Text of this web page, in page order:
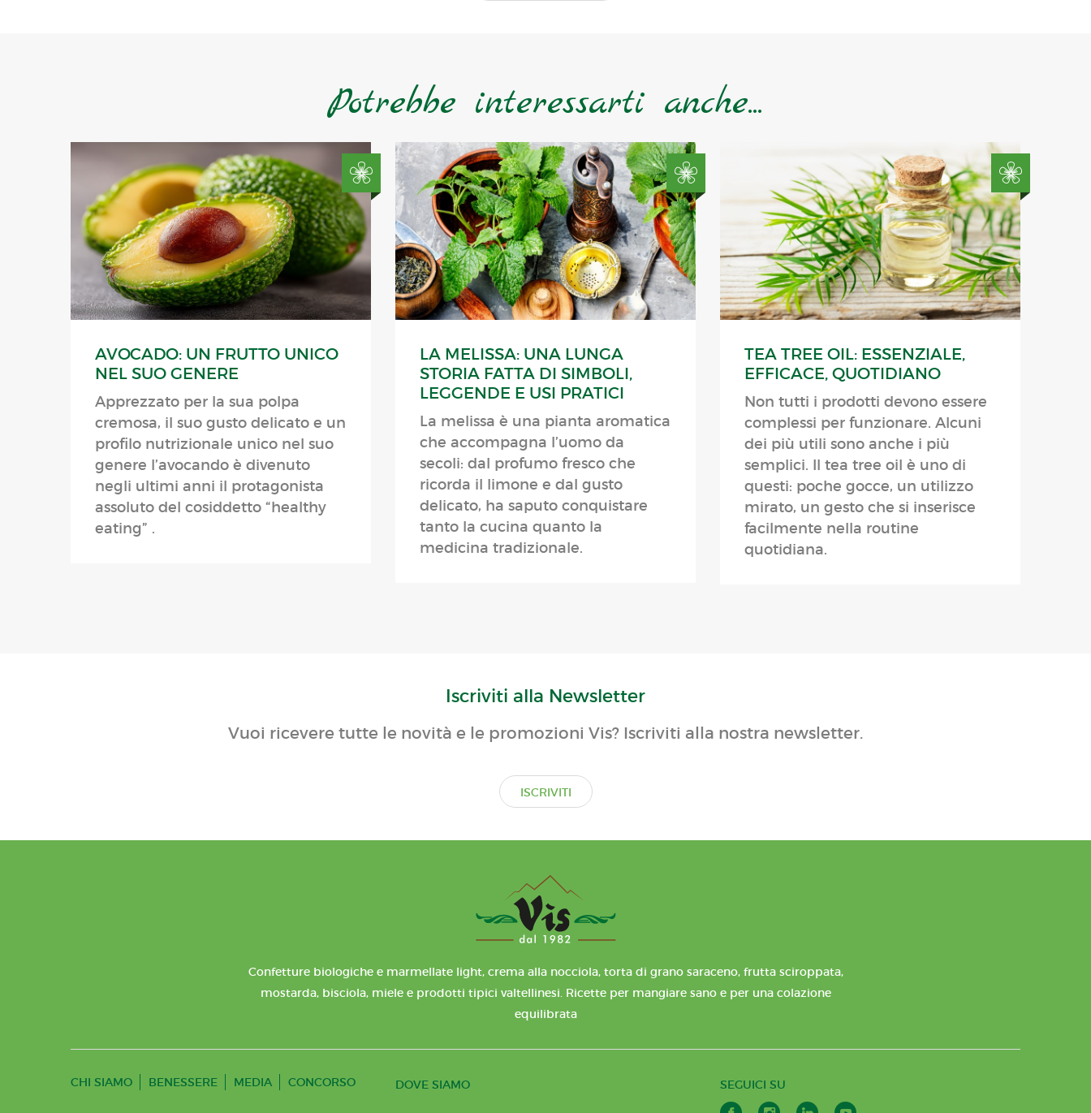
Potrebbe interessarti anche...
AVOCADO: UN FRUTTO UNICO
NEL SUO GENERE
Apprezzato per la sua polpa
cremosa, il suo gusto delicato e un
profilo nutrizionale unico nel suo
genere l’avocando è divenuto
negli ultimi anni il protagonista
assoluto del cosiddetto “healthy
eating” .
LA MELISSA: UNA LUNGA
STORIA FATTA DI SIMBOLI,
LEGGENDE E USI PRATICI
La melissa è una pianta aromatica
che accompagna l’uomo da
secoli: dal profumo fresco che
ricorda il limone e dal gusto
delicato, ha saputo conquistare
tanto la cucina quanto la
medicina tradizionale.
TEA TREE OIL: ESSENZIALE,
EFFICACE, QUOTIDIANO
Non tutti i prodotti devono essere
complessi per funzionare. Alcuni
dei più utili sono anche i più
semplici. Il tea tree oil è uno di
questi: poche gocce, un utilizzo
mirato, un gesto che si inserisce
facilmente nella routine
quotidiana.
Iscriviti alla Newsletter
Vuoi ricevere tutte le novità e le promozioni Vis? Iscriviti alla nostra newsletter.
ISCRIVITI
Confetture biologiche e marmellate light, crema alla nocciola, torta di grano saraceno, frutta sciroppata,
mostarda, bisciola, miele e prodotti tipici valtellinesi. Ricette per mangiare sano e per una colazione
equilibrata
CHI SIAMO BENESSERE MEDIA CONCORSO DOVE SIAMO SEGUICI SU